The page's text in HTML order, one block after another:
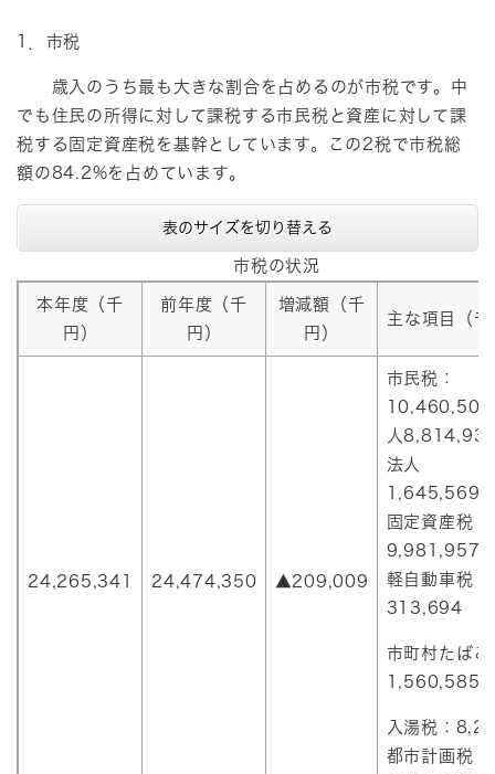
1．市税
歳入のうち最も大きな割合を占めるのが市税です。中
でも住民の所得に対して課税する市民税と資産に対して課
税する固定資産税を基幹としています。この2税で市税総
額の84.2%を占めています。
表のサイズを切り替える
市税の状況
本年度（千
円）
前年度（千
円）
増減額（千
円）
主な項目（千
24,265,341 24,474,350 ▲209,009
市民税：
10,460,504
人
法人
1,645,569
固定資産税：
9,981,957
軽自動車税：
313,694
市町村たばこ
1,560,585
入湯税：
都市計画税：